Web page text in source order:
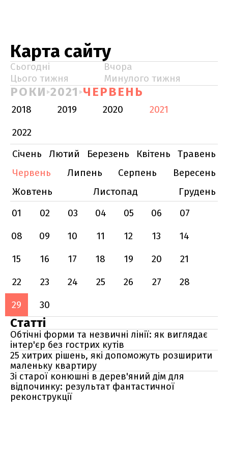
Карта сайту
Сьогодні
Вчора
Цього тижня
Минулого тижня
РОКИ 2021 ЧЕРВЕНЬ
2018 2019 2020
2021
2022
Січень
Лютий Березень Квітень
Травень
Червень
Липень Серпень
Вересень
Жовтень
Листопад
Грудень
01
02 03 04 05 06
07
08
09 10 11 12 13
14
15
16 17 18 19 20
21
22
23 24 25 26 27
28
29
30
Статті
Обтічні форми та незвичні лінії: як виглядає
інтер'єр без гострих кутів
25 хитрих рішень, які допоможуть розширити
маленьку квартиру
Зі старої конюшні в дерев'яний дім для
відпочинку: результат фантастичної
реконструкції